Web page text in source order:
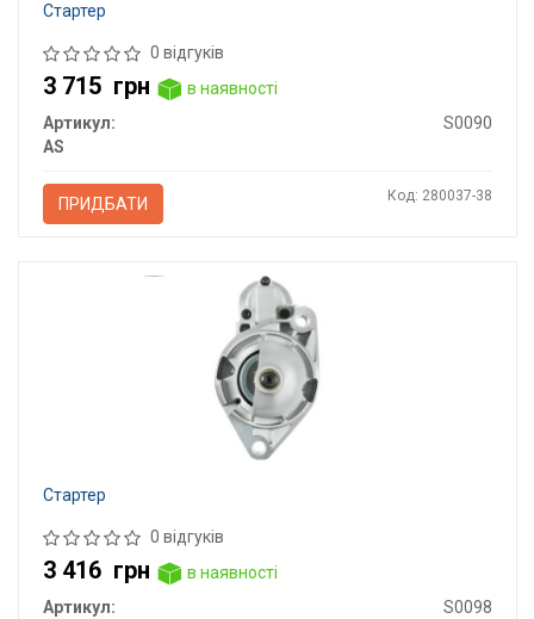
Стартер
0 відгуків
3 715 грн
в наявності
Артикул:
S0090
AS
ПРИДБАТИ Код: 280037-38
Стартер
0 відгуків
3 416 грн
в наявності
Артикул:
S0098